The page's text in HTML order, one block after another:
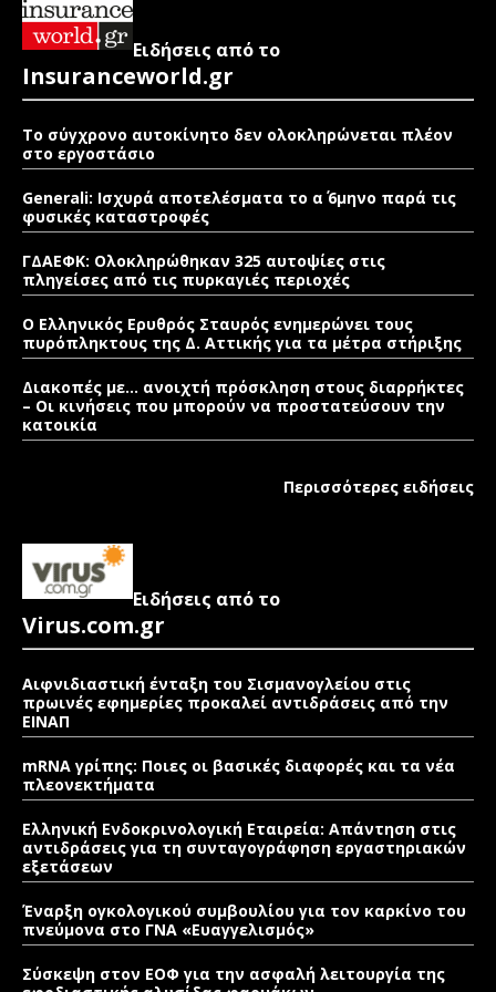
Ειδήσεις από το
Insuranceworld.gr
Το σύγχρονο αυτοκίνητο δεν ολοκληρώνεται πλέον
στο εργοστάσιο
Generali: Ισχυρά αποτελέσματα το α΄ 6μηνο παρά τις
φυσικές καταστροφές
ΓΔΑΕΦΚ: Ολοκληρώθηκαν 325 αυτοψίες στις
πληγείσες από τις πυρκαγιές περιοχές
Ο Ελληνικός Ερυθρός Σταυρός ενημερώνει τους
πυρόπληκτους της Δ. Αττικής για τα μέτρα στήριξης
Διακοπές με… ανοιχτή πρόσκληση στους διαρρήκτες
– Οι κινήσεις που μπορούν να προστατεύσουν την
κατοικία
Περισσότερες ειδήσεις
Ειδήσεις από το
Virus.com.gr
Αιφνιδιαστική ένταξη του Σισμανογλείου στις
πρωινές εφημερίες προκαλεί αντιδράσεις από την
ΕΙΝΑΠ
mRNA γρίπης: Ποιες οι βασικές διαφορές και τα νέα
πλεονεκτήματα
Ελληνική Ενδοκρινολογική Εταιρεία: Απάντηση στις
αντιδράσεις για τη συνταγογράφηση εργαστηριακών
εξετάσεων
Έναρξη ογκολογικού συμβουλίου για τον καρκίνο του
πνεύμονα στο ΓΝΑ «Ευαγγελισμός»
Σύσκεψη στον ΕΟΦ για την ασφαλή λειτουργία της